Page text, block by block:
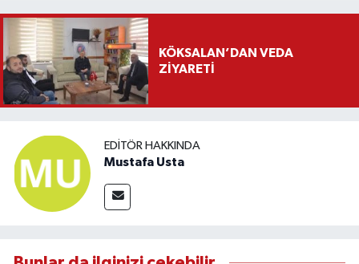
KÖKSALAN’DAN VEDA
ZİYARETİ
EDITÖR HAKKINDA
Mustafa Usta